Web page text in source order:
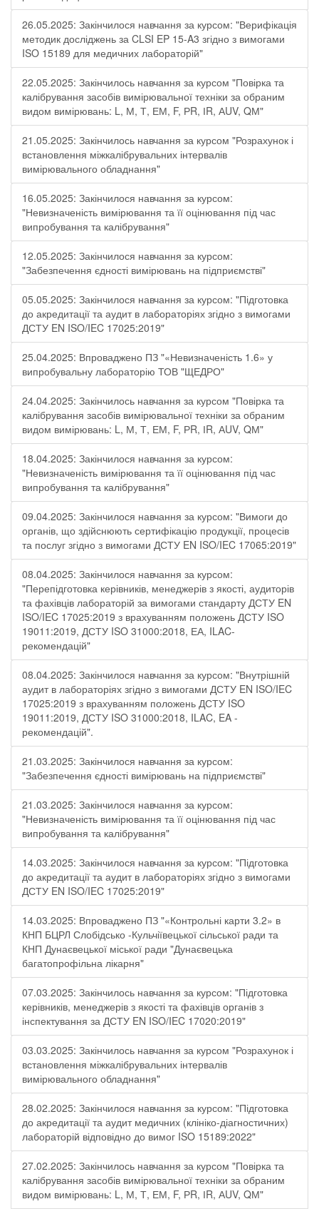
26.05.2025: Закінчилося навчання за курсом: "Верифікація
методик досліджень за CLSI EP 15-A3 згідно з вимогами
ISO 15189 для медичних лабораторій"
22.05.2025: Закінчилось навчання за курсом "Повірка та
калібрування засобів вимірювальної техніки за обраним
видом вимірювань: L, М, Т, ЕМ, F, РR, ІR, АUV, QМ"
21.05.2025: Закінчилось навчання за курсом "Розрахунок і
встановлення міжкалібрувальних інтервалів
вимірювального обладнання"
16.05.2025: Закінчилося навчання за курсом:
"Невизначеність вимірювання та її оцінювання під час
випробування та калібрування"
12.05.2025: Закінчилося навчання за курсом:
"Забезпечення єдності вимірювань на підприємстві"
05.05.2025: Закінчилося навчання за курсом: "Підготовка
до акредитації та аудит в лабораторіях згідно з вимогами
ДСТУ EN ISO/IEC 17025:2019"
25.04.2025: Впроваджено ПЗ "«Невизначеність 1.6» у
випробувальну лабораторію ТОВ "ЩЕДРО"
24.04.2025: Закінчилось навчання за курсом "Повірка та
калібрування засобів вимірювальної техніки за обраним
видом вимірювань: L, М, Т, ЕМ, F, РR, ІR, АUV, QМ"
18.04.2025: Закінчилося навчання за курсом:
"Невизначеність вимірювання та її оцінювання під час
випробування та калібрування"
09.04.2025: Закінчилося навчання за курсом: "Вимоги до
органів, що здійснюють сертифікацію продукції, процесів
та послуг згідно з вимогами ДСТУ EN ISO/IEC 17065:2019"
08.04.2025: Закінчилося навчання за курсом:
"Перепідготовка керівників, менеджерів з якості, аудиторів
та фахівців лабораторій за вимогами стандарту ДСТУ EN
ISO/IEC 17025:2019 з врахуванням положень ДСТУ ISO
19011:2019, ДСТУ ISO 31000:2018, ЕА, ILAC-
рекомендацій"
08.04.2025: Закінчилося навчання за курсом: "Внутрішній
аудит в лабораторіях згідно з вимогами ДСТУ EN ISO/IEC
17025:2019 з врахуванням положень ДСТУ ISO
19011:2019, ДСТУ ISO 31000:2018, ILAC, EA -
рекомендацій".
21.03.2025: Закінчилося навчання за курсом:
"Забезпечення єдності вимірювань на підприємстві"
21.03.2025: Закінчилося навчання за курсом:
"Невизначеність вимірювання та її оцінювання під час
випробування та калібрування"
14.03.2025: Закінчилося навчання за курсом: "Підготовка
до акредитації та аудит в лабораторіях згідно з вимогами
ДСТУ EN ISO/IEC 17025:2019"
14.03.2025: Впроваджено ПЗ "«Контрольні карти 3.2» в
КНП БЦРЛ Слобідсько -Кульчіївецької сільської ради та
КНП Дунаєвецької міської ради "Дунаєвецька
багатопрофільна лікарня"
07.03.2025: Закінчилось навчання за курсом: "Підготовка
керівників, менеджерів з якості та фахівців органів з
інспектування за ДСТУ EN ISO/IEC 17020:2019"
03.03.2025: Закінчилось навчання за курсом "Розрахунок і
встановлення міжкалібрувальних інтервалів
вимірювального обладнання"
28.02.2025: Закінчилося навчання за курсом: "Підготовка
до акредитації та аудит медичних (клініко-діагностичних)
лабораторій відповідно до вимог ISO 15189:2022"
27.02.2025: Закінчилось навчання за курсом "Повірка та
калібрування засобів вимірювальної техніки за обраним
видом вимірювань: L, М, Т, ЕМ, F, РR, ІR, АUV, QМ"